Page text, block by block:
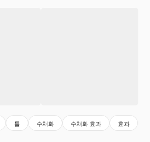
틀 수채화 수채화 효과 효과